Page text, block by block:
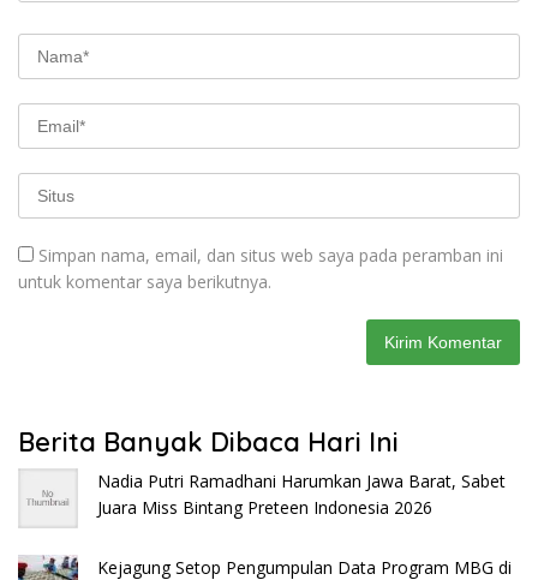
Simpan nama, email, dan situs web saya pada peramban ini
untuk komentar saya berikutnya.
Berita Banyak Dibaca Hari Ini
Nadia Putri Ramadhani Harumkan Jawa Barat, Sabet
Juara Miss Bintang Preteen Indonesia 2026
Kejagung Setop Pengumpulan Data Program MBG di